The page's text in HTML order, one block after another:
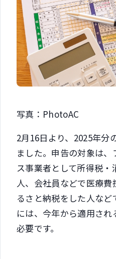
写真：PhotoAC
2月16日より、2025年分
ました。申告の対象は
ス事業者として所得税
人、会社員などで医療
るさと納税をした人な
には、今年から適用さ
必要です。